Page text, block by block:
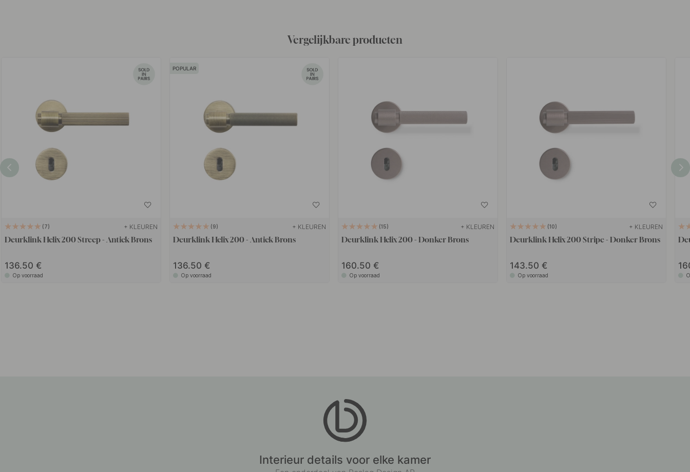
Vergelijkbare producten
7 + KLEUREN
Deurklink Helix 200 Streep - Antiek Brons
136.50
Op voorraad
POPULAR
9 + KLEUREN
Deurklink Helix 200 - Antiek Brons
136.50
Op voorraad
15 + KLEUREN
Deurklink Helix 200 - Donker Brons
160.50
Op voorraad
10 + KLEUREN
Deurklink Helix 200 Stripe - Donker Brons
143.50
Op voorraad
Interieur details voor elke kamer